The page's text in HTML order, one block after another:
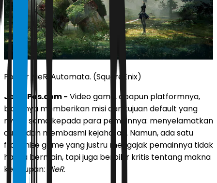
Poster NieR: Automata. (SquareEnix)
JawaPos.com - Video game, apapun platformnya,
biasanya memberikan misi dan tujuan default yang
nyaris sama kepada para pemainnya: menyelamatkan
dunia dan membasmi kejahatan. Namun, ada satu
franchise game yang justru mengajak pemainnya tidak
hanya bermain, tapi juga berpikir kritis tentang makna
kehidupan:
NieR.